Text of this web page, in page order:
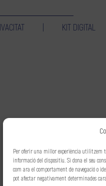
Per oferir una millor experiència utilitzem
informació del dispositiu. Si dona el seu
com ara el comportament de navegació o
pot afectar negativament determinades
KIT DIGITAL